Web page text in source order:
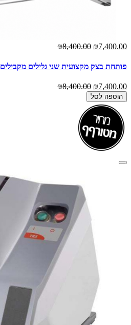
₪7,400.00
₪8,400.00
פותחת בצק מקצועית שני גלילים מקבילים 50 ס”מ תוצרת איטליה
₪7,400.00
₪8,400.00
הוספה לסל